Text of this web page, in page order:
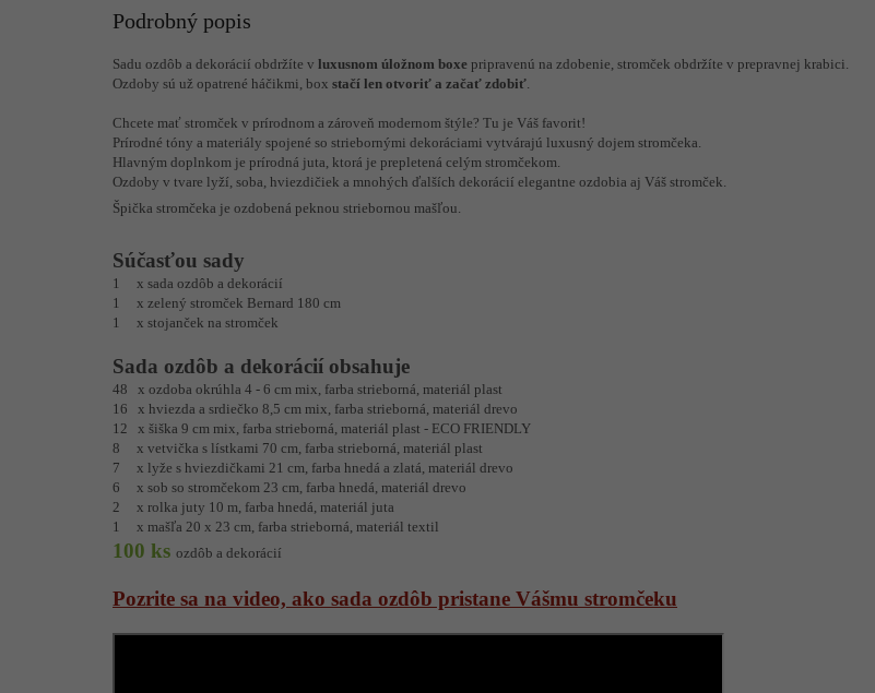
Podrobný popis
Sadu ozdôb a dekorácií obdržíte v luxusnom úložnom boxe pripravenú na zdobenie, stromček obdržíte v prepravnej krabici.
Ozdoby sú už opatrené háčikmi, box stačí len otvoriť a začať zdobiť
Chcete mať stromček v prírodnom a zároveň modernom štýle? Tu je Váš favorit!
Prírodné tóny a materiály spojené so striebornými dekoráciami vytvárajú luxusný dojem stromčeka.
Hlavným doplnkom je prírodná juta, ktorá je prepletená celým stromčekom.
Ozdoby v tvare lyží, soba, hviezdičiek a mnohých ďalších dekorácií elegantne ozdobia aj Váš stromček.
Špička stromčeka je ozdobená peknou striebornou mašľou.
Súčasťou sady
1 x sada ozdôb a dekorácií
1 x zelený stromček Bernard 180 cm
1 x stojanček na stromček
Sada ozdôb a dekorácií obsahuje
48 x ozdoba okrúhla 4 - 6 cm mix, farba strieborná, materiál plast
16 x hviezda a srdiečko 8,5 cm mix, farba strieborná, materiál drevo
12 x šiška 9 cm mix, farba strieborná, materiál plast - ECO FRIENDLY
8 x vetvička s lístkami 70 cm, farba strieborná, materiál plast
7 x lyže s hviezdičkami 21 cm, farba hnedá a zlatá, materiál drevo
6 x sob so stromčekom 23 cm, farba hnedá, materiál drevo
2 x rolka juty 10 m, farba hnedá, materiál juta
1 x mašľa 20 x 23 cm, farba strieborná, materiál textil
100 ks ozdôb a dekorácií
Pozrite sa na video, ako sada ozdôb pristane Vášmu stromčeku